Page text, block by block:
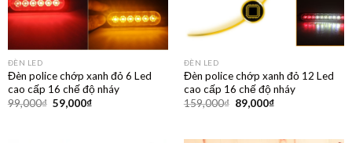
ĐÈN LED
Đèn police chớp xanh đỏ 6 Led
cao cấp 16 chế độ nháy
99,000₫ 59,000₫
ĐÈN LED
Đèn police chớp xanh đỏ 12 Led
cao cấp 16 chế độ nháy
159,000₫ 89,000₫